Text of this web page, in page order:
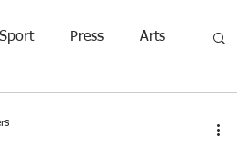
Sport Press Arts